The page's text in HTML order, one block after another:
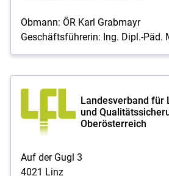
Obmann: ÖR Karl Grabmayr
Geschäftsführerin: Ing. Dipl.-Päd.
Landesverband für
und
Oberösterreich
Auf der Gugl 3
4021 Linz